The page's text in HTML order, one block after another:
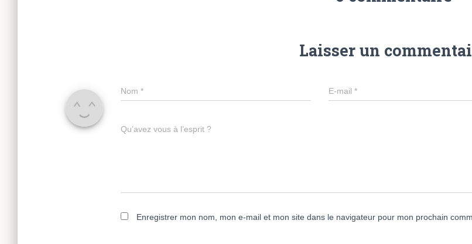
Laisser un
Nom * E-mail*
Qu’avez vous à l’esprit ?
Enregistrer mon nom, mon e-mail et mon site dans le navigateur pour mon prochain